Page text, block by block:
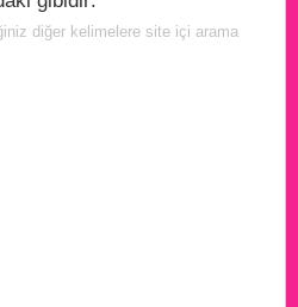
diğer kelimelere site içi arama